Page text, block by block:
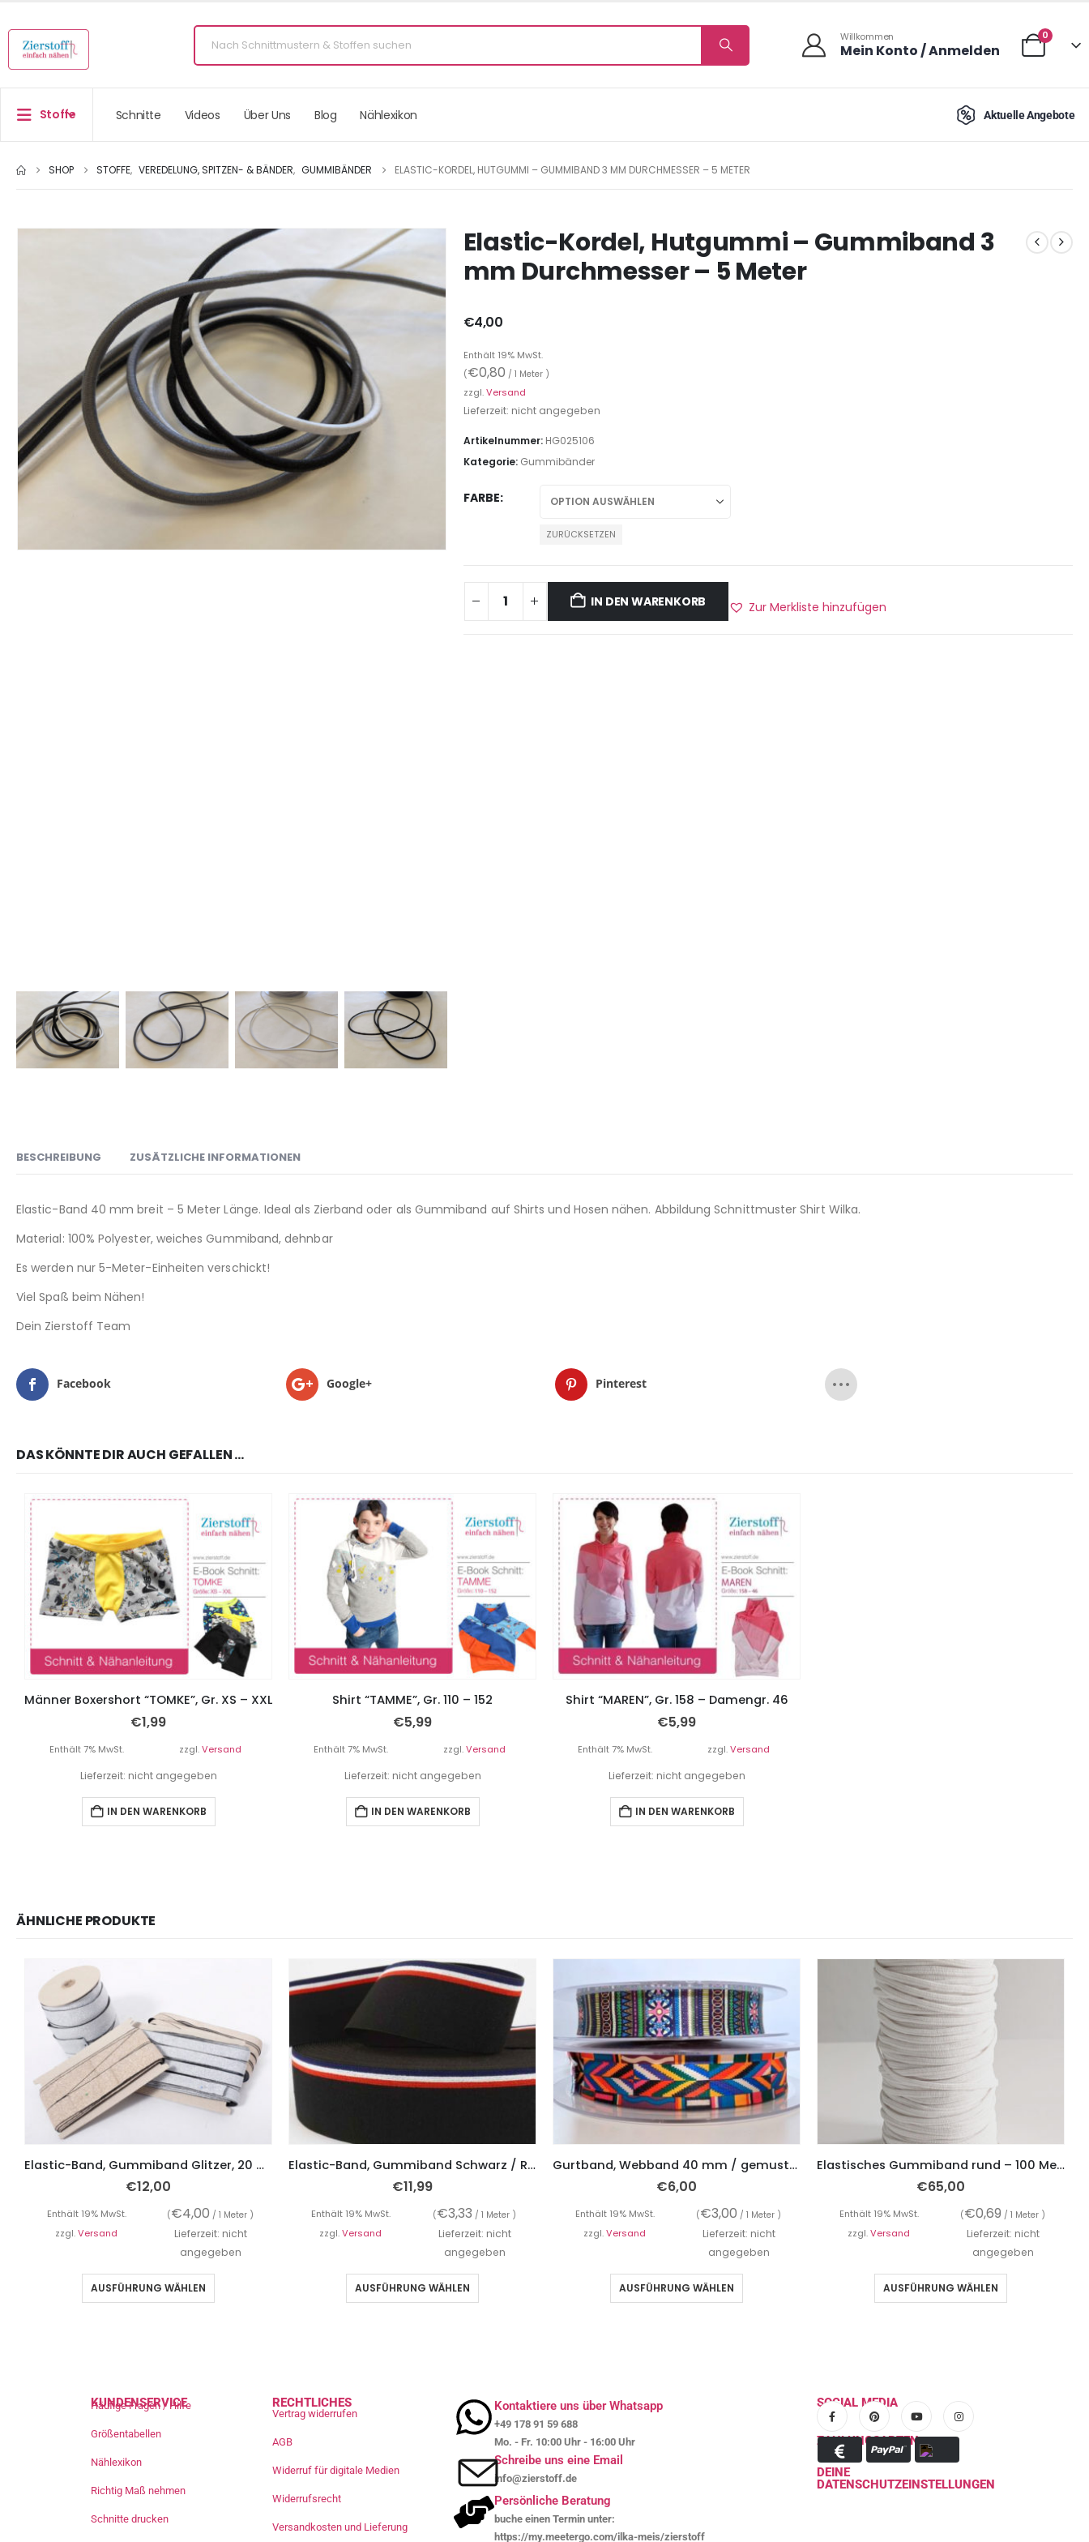
Willkommen
Mein Konto / Anmelden
0
Stoffe Schnitte Videos Über Uns Blog Nählexikon Aktuelle Angebote
SHOP STOFFE, VEREDELUNG, SPITZEN- & BÄNDER, GUMMIBÄNDER ELASTIC-KORDEL, HUTGUMMI – GUMMIBAND 3 MM DURCHMESSER – 5 METER
Elastic-Kordel, Hutgummi – Gummiband 3
mm Durchmesser – 5 Meter
€4,00
Enthält 19% MwSt.
(€0,80 / 1 Meter )
zzgl.Versand
Lieferzeit: nicht angegeben
Artikelnummer: HG025106
Kategorie: Gummibänder
FARBE
ZURÜCKSETZEN
IN DEN WARENKORB Zur Merkliste hinzufügen
BESCHREIBUNG ZUSÄTZLICHE INFORMATIONEN
Elastic-Band 40 mm breit – 5 Meter Länge. Ideal als Zierband oder als Gummiband auf Shirts und Hosen nähen. Abbildung Schnittmuster Shirt Wilka.
Material: 100% Polyester, weiches Gummiband, dehnbar
Es werden nur 5-Meter-Einheiten verschickt!
Viel Spaß beim Nähen!
Dein Zierstoff Team
Facebook Google+ Pinterest
DAS KÖNNTE DIR AUCH GEFALLEN …
Männer Boxershort “TOMKE”, Gr. XS – XXL
€1,99
Enthält 7% MwSt. zzgl.Versand
Lieferzeit: nicht angegeben
IN DEN WARENKORB
Shirt “TAMME”, Gr. 110 – 152
€5,99
Enthält 7% MwSt. zzgl.Versand
Lieferzeit: nicht angegeben
IN DEN WARENKORB
Shirt “MAREN”, Gr. 158 – Damengr. 46
€5,99
Enthält 7% MwSt. zzgl.Versand
Lieferzeit: nicht angegeben
IN DEN WARENKORB
ÄHNLICHE PRODUKTE
Elastic-Band, Gummiband Glitzer, 20 mm breit – 3 Meter
€12,00
Enthält 19% MwSt. (€4,00 / 1 Meter )
zzgl.Versand
Lieferzeit: nicht
angegeben
AUSFÜHRUNG WÄHLEN
Elastic-Band, Gummiband Schwarz / Rot / Weiß / Marine, 40 mm breit – 3 Meter
€11,99
Enthält 19% MwSt. (€3,33 / 1 Meter )
zzgl.Versand
Lieferzeit: nicht
angegeben
AUSFÜHRUNG WÄHLEN
Gurtband, Webband 40 mm / gemustert – 2 Meter Länge
€6,00
Enthält 19% MwSt. (€3,00 / 1 Meter )
zzgl.Versand
Lieferzeit: nicht
angegeben
AUSFÜHRUNG WÄHLEN
Elastisches Gummiband rund – 100 Meter in Weiß oder Schwarz
€65,00
Enthält 19% MwSt. (€0,69 / 1 Meter )
zzgl.Versand
Lieferzeit: nicht
angegeben
AUSFÜHRUNG WÄHLEN
KUNDENSERVICE
Häufige Fragen / Hilfe
Größentabellen
Nählexikon
Richtig Maß nehmen
Schnitte drucken
RECHTLICHES
Vertrag widerrufen
AGB
Widerruf für digitale Medien
Widerrufsrecht
Versandkosten und Lieferung
Kontaktiere uns über Whatsapp
+49 178 91 59 688
Mo. - Fr. 10:00 Uhr - 16:00 Uhr
Schreibe uns eine Email
info@zierstoff.de
Persönliche Beratung
buche einen Termin unter:
https://my.meetergo.com/ilka-meis/zierstoff
SOCIAL MEDIA
ZAHLUNGSARTEN
DEINE
DATENSCHUTZEINSTELLUNGEN